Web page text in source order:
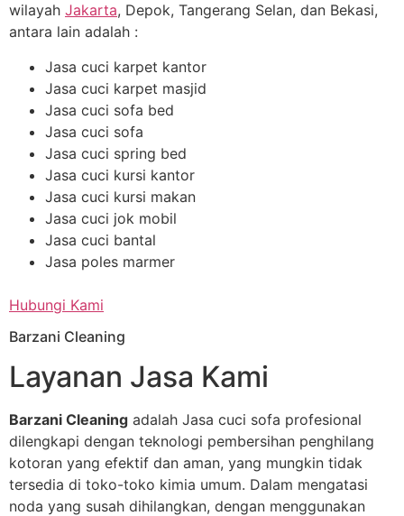
wilayah Jakarta, Depok, Tangerang Selan, dan Bekasi,
antara lain adalah :
Jasa cuci karpet kantor
Jasa cuci karpet masjid
Jasa cuci sofa bed
Jasa cuci sofa
Jasa cuci spring bed
Jasa cuci kursi kantor
Jasa cuci kursi makan
Jasa cuci jok mobil
Jasa cuci bantal
Jasa poles marmer
Hubungi Kami
Barzani Cleaning
Layanan Jasa Kami
Barzani Cleaning adalah Jasa cuci sofa profesional
dilengkapi dengan teknologi pembersihan penghilang
kotoran yang efektif dan aman, yang mungkin tidak
tersedia di toko-toko kimia umum. Dalam mengatasi
noda yang susah dihilangkan, dengan menggunakan